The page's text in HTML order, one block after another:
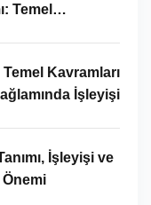
Temel
Temel Kavramları
İşleyişi
İşleyişi ve
Önemi